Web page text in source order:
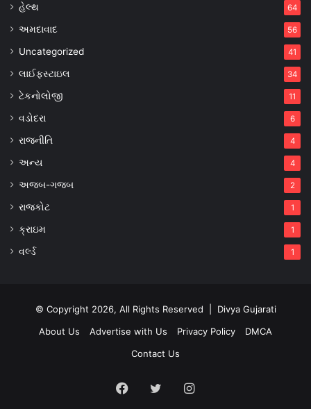
હેલ્થ 64
અમદાવાદ 56
Uncategorized 41
લાઈફસ્ટાઇલ 34
ટેકનોલોજી 11
વડોદરા 6
રાજનીતિ 4
અન્ય 4
અજબ-ગજબ 2
રાજકોટ 1
ક્રાઇમ 1
વર્લ્ડ 1
© Copyright 2026, All Rights Reserved | Divya Gujarati
About Us
Advertise with Us Privacy Policy
DMCA
Contact Us
Facebook
TwitterInstagram